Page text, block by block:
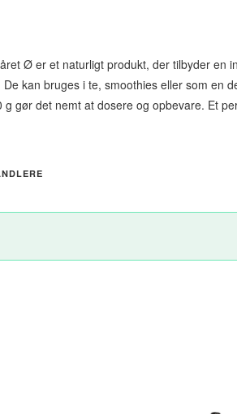
Ø er et naturligt produkt, der tilbyder
kan bruges i te, smoothies eller som
gør det nemt at dosere og opbevare. Et